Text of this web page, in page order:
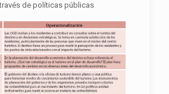
de políticas públicas